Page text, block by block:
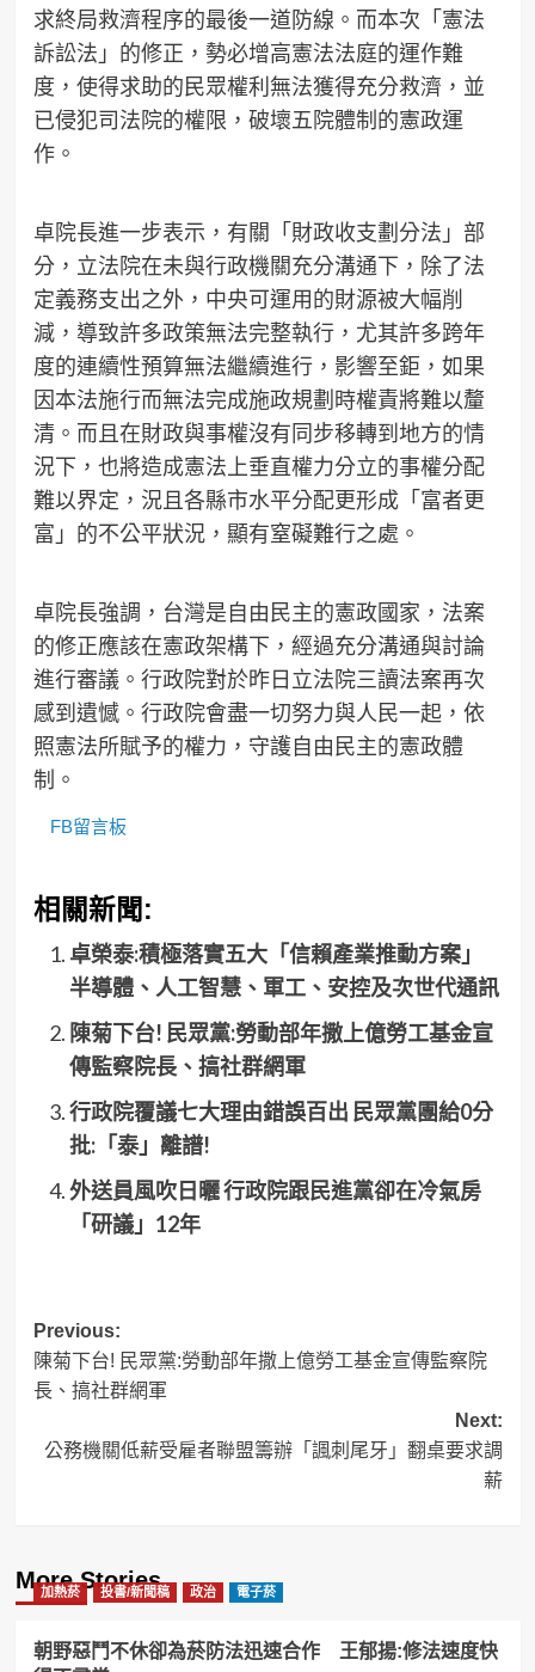
求終局救濟程序的最後一道防線。而本次「憲法
訴訟法」的修正，勢必增高憲法法庭的運作難
度，使得求助的民眾權利無法獲得充分救濟，並
已侵犯司法院的權限，破壞五院體制的憲政運
作。
卓院長進一步表示，有關「財政收支劃分法」部
分，立法院在未與行政機關充分溝通下，除了法
定義務支出之外，中央可運用的財源被大幅削
減，導致許多政策無法完整執行，尤其許多跨年
度的連續性預算無法繼續進行，影響至鉅，如果
因本法施行而無法完成施政規劃時權責將難以釐
清。而且在財政與事權沒有同步移轉到地方的情
況下，也將造成憲法上垂直權力分立的事權分配
難以界定，況且各縣市水平分配更形成「富者更
富」的不公平狀況，顯有窒礙難行之處。
卓院長強調，台灣是自由民主的憲政國家，法案
的修正應該在憲政架構下，經過充分溝通與討論
進行審議。行政院對於昨日立法院三讀法案再次
感到遺憾。行政院會盡一切努力與人民一起，依
照憲法所賦予的權力，守護自由民主的憲政體
制。
FB留言板
相關新聞:
卓榮泰:積極落實五大「信賴產業推動方案」
半導體、人工智慧、軍工、安控及次世代通訊
陳菊下台! 民眾黨:勞動部年撒上億勞工基金宣
傳監察院長、搞社群網軍
行政院覆議七大理由錯誤百出 民眾黨團給0分
批:「泰」離譜!
外送員風吹日曬 行政院跟民進黨卻在冷氣房
「研議」12年
Post
navigation
Previous:
陳菊下台! 民眾黨:勞動部年撒上億勞工基金宣傳監察院
長、搞社群網軍
Next:
公務機關低薪受雇者聯盟籌辦「諷刺尾牙」翻桌要求調
薪
More Stories
加熱菸 投書/新聞稿 政治 電子菸
朝野惡鬥不休卻為菸防法迅速合作 王郁揚:修法速度快